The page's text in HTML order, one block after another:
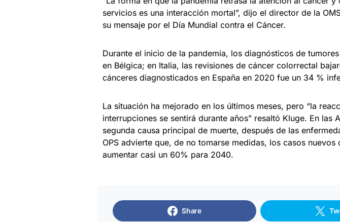
servicios es una interacción mortal”, dijo el director de la
su mensaje por el Día Mundial contra el Cáncer.
Durante el inicio de la pandemia, los diagnósticos de
en Bélgica; en Italia, las revisiones de cáncer colorrectal
cánceres diagnosticados en España en 2020 fue un 34 %
La situación ha mejorado en los últimos meses, pero “la
interrupciones se sentirá durante años” resaltó Kluge. En las
segunda causa principal de muerte, después de las
OPS advierte que, de no tomarse medidas, los casos
aumentar casi un 60% para 2040.
Share